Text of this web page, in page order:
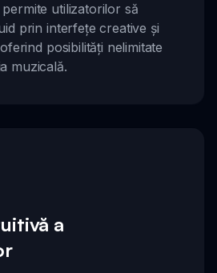
utilizatorilor să
prin interfețe creative și
posibilități nelimitate
muzicală.
a